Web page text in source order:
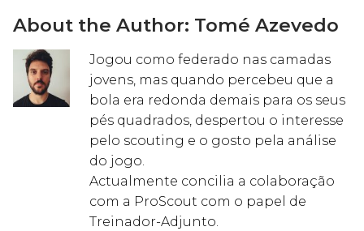
About the Author: Tomé Azevedo
Jogou como federado nas camadas
jovens, mas quando percebeu que a
bola era redonda demais para os seus
pés quadrados, despertou o interesse
pelo scouting e o gosto pela análise
do jogo.
Actualmente concilia a colaboração
com a ProScout com o papel de
Treinador-Adjunto.